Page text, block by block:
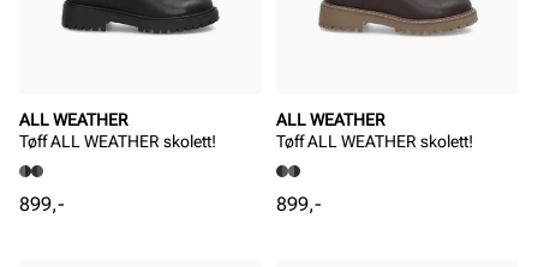
ALL WEATHER
Tøff ALL WEATHER skolett!
Pris
899,-
ALL WEATHER
Tøff ALL WEATHER skolett!
Pris
899,-